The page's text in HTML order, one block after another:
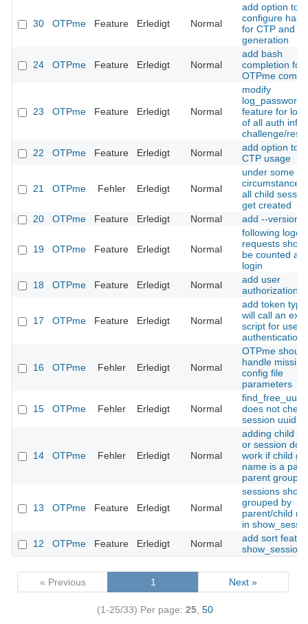
30 OTPme Feature Erledigt Normal
add option to
configure
for CTP and
generation
24 OTPme Feature Erledigt Normal
add bash
completion for
OTPme
23 OTPme Feature Erledigt Normal
modify
log_passwords
feature for
of all auth
challenge/
22
OTPme Feature Erledigt Normal
add option to
CTP usage
21 OTPme Fehler Erledigt Normal
under some
circumstances
all child
get created
20
OTPme Feature Erledigt Normal add --version
19 OTPme Feature Erledigt Normal
following
requests
be counted as
login
18
OTPme Feature Erledigt Normal
add user
authorization
17 OTPme Feature Erledigt Normal
add token
will call an
script for user
authentication
16 OTPme Fehler Erledigt Normal
OTPme should
handle missing
config file
parameters
15 OTPme Fehler Erledigt Normal
does not check
session uuids
14 OTPme Fehler Erledigt Normal
adding child
or session
work if child
name is a part
parent group
13 OTPme Feature Erledigt Normal
sessions
grouped by
parent/child
in
12
OTPme Feature Erledigt Normal
add sort
« Previous 1 Next »
(1-25/33) Per page: 25 50